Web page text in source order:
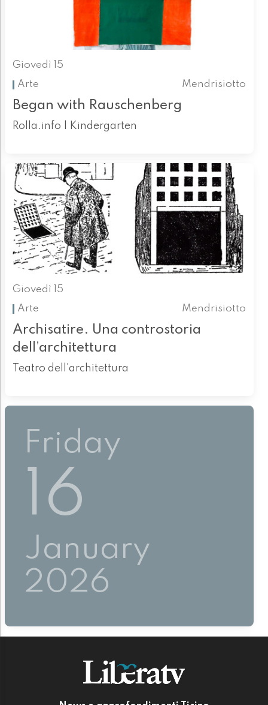
Giovedì 15
Arte
Mendrisiotto
Began with Rauschenberg
Rolla.info | Kindergarten
Giovedì 15
Arte
Mendrisiotto
Archisatire. Una controstoria
dell’architettura
Teatro dell'architettura
Friday
16
January
2026